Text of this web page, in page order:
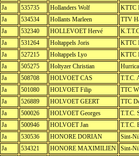
Ja
535735 Hollanders Wolf
KTTC
Ja
534534 Hollants Marleen
TTV
Ja
532340 HOLLEVOET Hervé
Ja
531264 Holtappels Joris
KTTC
Ja
527215 Holtappels Lyo
KTTC
Ja
505275 Holtyzer Christian
Ja
508708 HOLVOET CAS
T.T.C.
Ja
501080 HOLVOET Filip
TTC
Ja
526889 HOLVOET GEERT
TTC
Ja
500026 HOLVOET Georges
T.T.C.
Ja
500946 HOLVOET Jan
T.T.C.
Ja
530536 HONORE DORIAN
Sint-
Ja
534321 HONORE MAXIMILIEN
Sint-